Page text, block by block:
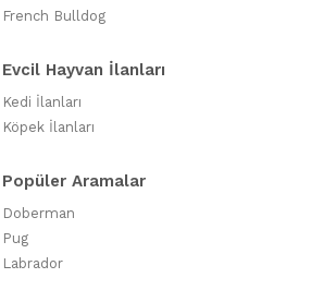
French Bulldog
Evcil Hayvan İlanları
Kedi İlanları
Köpek İlanları
Popüler Aramalar
Doberman
Pug
Labrador